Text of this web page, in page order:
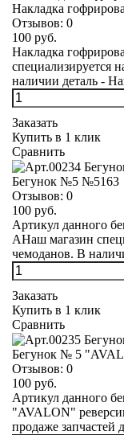
Накладка
Отзывов: 0
100 руб.
Накладка
специализируется
наличии деталь -
Заказать
Купить в 1 клик
Сравнить
Бегунок №5 №5163
Отзывов: 0
100 руб.
Артикул данного
АНаш магазин
чемоданов. В
Заказать
Купить в 1 клик
Сравнить
Бегунок № 5
Отзывов: 0
100 руб.
Артикул данного
"AVALON"
продаже запчастей